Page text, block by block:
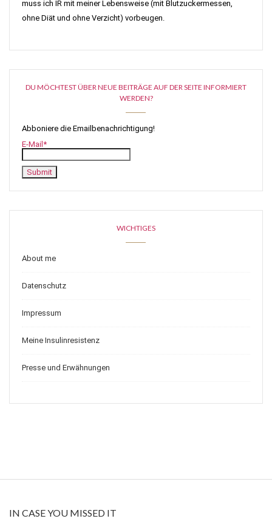
muss ich IR mit meiner Lebensweise (mit Blutzuckermessen,
ohne Diät und ohne Verzicht) vorbeugen.
DU MÖCHTEST ÜBER NEUE BEITRÄGE AUF DER SEITE INFORMIERT
WERDEN?
Abboniere die Emailbenachrichtigung!
E-Mail*
WICHTIGES
About me
Datenschutz
Impressum
Meine Insulinresistenz
Presse und Erwähnungen
IN CASE YOU MISSED IT